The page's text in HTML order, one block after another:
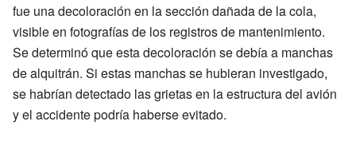
fue una decoloración en la sección dañada de la cola,
visible en fotografías de los registros de mantenimiento.
Se determinó que esta decoloración se debía a manchas
de alquitrán. Si estas manchas se hubieran investigado,
se habrían detectado las grietas en la estructura del avión
y el accidente podría haberse evitado.